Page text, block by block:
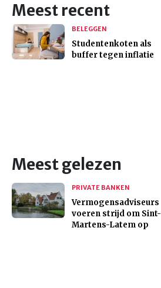
Meest recent
BELEGGEN
Studentenkoten als
buffer tegen inflatie
Meest gelezen
PRIVATE BANKEN
Vermogensadviseurs
voeren strijd om Sint-
Martens-Latem op